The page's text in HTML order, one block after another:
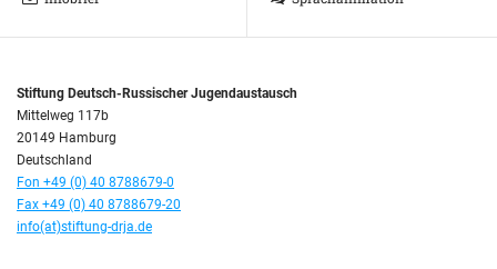
Stiftung Deutsch-Russischer Jugendaustausch
Mittelweg 117b
20149 Hamburg
Deutschland
Fon +49 (0) 40 8788679-0
Fax +49 (0) 40 8788679-20
info(at)stiftung-drja.de